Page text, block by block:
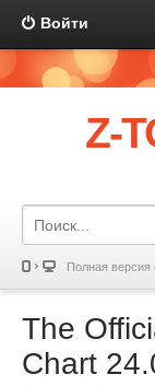
Войти
Z-
Полная версия
The
Chart